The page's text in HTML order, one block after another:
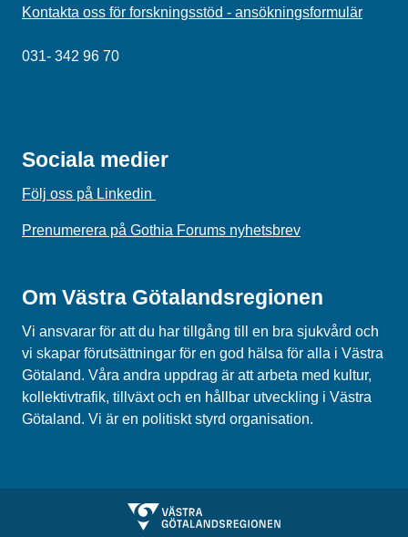
Kontakta oss för forskningsstöd - ansökningsformulär
031- 342 96 70
Sociala medier
Följ oss på Linkedin
Prenumerera på Gothia Forums nyhetsbrev
Om Västra Götalandsregionen
Vi ansvarar för att du har tillgång till en bra sjukvård och
vi skapar förutsättningar för en god hälsa för alla i Västra
Götaland. Våra andra uppdrag är att arbeta med kultur,
kollektivtrafik, tillväxt och en hållbar utveckling i Västra
Götaland. Vi är en politiskt styrd organisation.